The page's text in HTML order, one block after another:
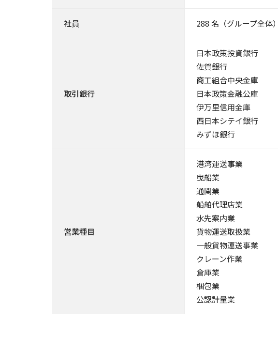
社員 288 名（グループ全体）
取引銀行
日本政策投資銀行
佐賀銀行
商工組合中央金庫
日本政策金融公庫
伊万里信用金庫
西日本シテイ銀行
みずほ銀行
営業種目
港湾運送事業
曳船業
通関業
船舶代理店業
水先案内業
貨物運送取扱業
一般貨物運送事業
クレーン作業
倉庫業
梱包業
公認計量業